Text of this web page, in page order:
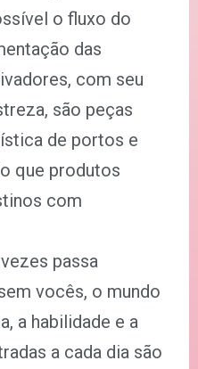
o fluxo do
das
com seu
são peças
de portos e
que produtos
com
passa
vocês, o mundo
a habilidade e a
a cada dia são